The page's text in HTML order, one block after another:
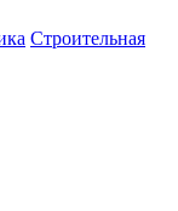
Строительная